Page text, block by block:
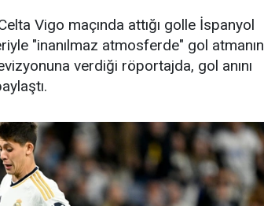
Vigo maçında attığı golle İspanyol
"inanılmaz atmosferde" gol atmanın
verdiği röportajda, gol anını